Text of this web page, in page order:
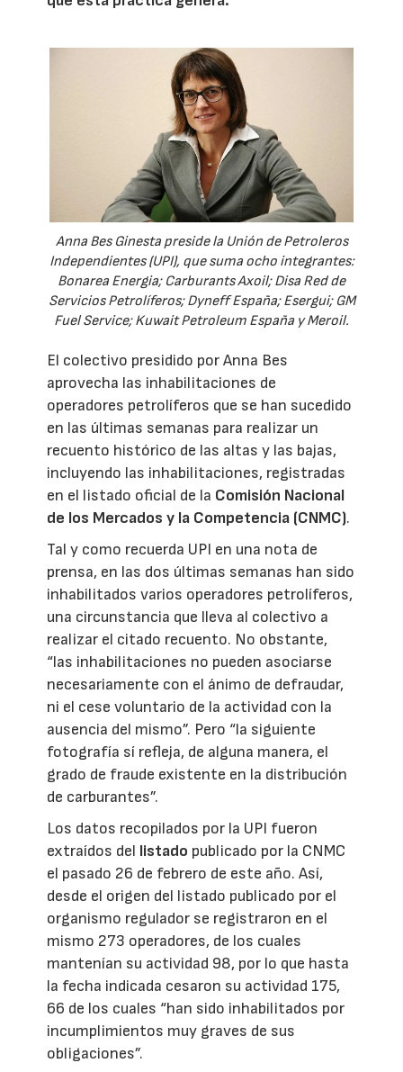
Anna Bes Ginesta preside la Unión de Petroleros
Independientes (UPI), que suma ocho integrantes:
Bonarea Energia; Carburants Axoil; Disa Red de
Servicios Petrolíferos; Dyneff España; Esergui; GM
Fuel Service; Kuwait Petroleum España y Meroil.
El colectivo presidido por Anna Bes
aprovecha las inhabilitaciones de
operadores petrolíferos que se han sucedido
en las últimas semanas para realizar un
recuento histórico de las altas y las bajas,
incluyendo las inhabilitaciones, registradas
en el listado oficial de la Comisión Nacional
de los Mercados y la Competencia (CNMC).
Tal y como recuerda UPI en una nota de
prensa, en las dos últimas semanas han sido
inhabilitados varios operadores petrolíferos,
una circunstancia que lleva al colectivo a
realizar el citado recuento. No obstante,
“las inhabilitaciones no pueden asociarse
necesariamente con el ánimo de defraudar,
ni el cese voluntario de la actividad con la
ausencia del mismo”. Pero “la siguiente
fotografía sí refleja, de alguna manera, el
grado de fraude existente en la distribución
de carburantes”.
Los datos recopilados por la UPI fueron
extraídos del listado publicado por la CNMC
el pasado 26 de febrero de este año. Así,
desde el origen del listado publicado por el
organismo regulador se registraron en el
mismo 273 operadores, de los cuales
mantenían su actividad 98, por lo que hasta
la fecha indicada cesaron su actividad 175,
66 de los cuales “han sido inhabilitados por
incumplimientos muy graves de sus
obligaciones”.